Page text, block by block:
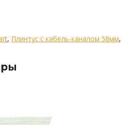
, Плинтус с кабель-каналом 58мм,